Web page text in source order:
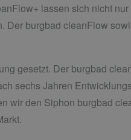
lassen sich nicht
Der burgbad cleanFlow
gesetzt. Der burgbad
sechs Jahren
wir den Siphon burgbad